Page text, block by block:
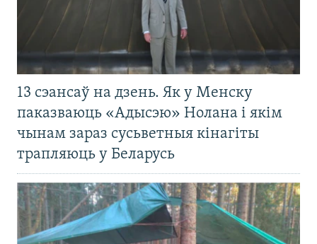
13 сэансаў на дзень. Як у Менску
паказваюць «Адысэю» Нолана і якім
чынам зараз сусьветныя кінагіты
трапляюць у Беларусь